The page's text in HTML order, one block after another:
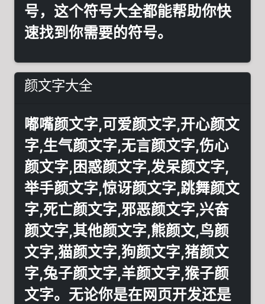
号，这个符号大全都能帮助你快
速找到你需要的符号。
颜文字大全
嘟嘴颜文字,可爱颜文字,开心颜文
字,生气颜文字,无言颜文字,伤心
颜文字,困惑颜文字,发呆颜文字,
举手颜文字,惊讶颜文字,跳舞颜文
字,死亡颜文字,邪恶颜文字,兴奋
颜文字,其他颜文字,熊颜文,鸟颜
文字,猫颜文字,狗颜文字,猪颜文
字,兔子颜文字,羊颜文字,猴子颜
文字。无论你是在网页开发还是